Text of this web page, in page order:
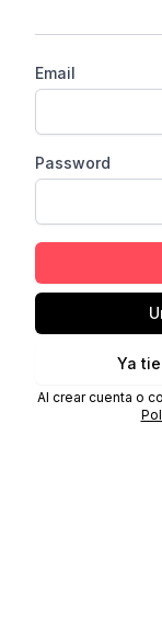
Email
Password
Ya
Al crear cuenta o